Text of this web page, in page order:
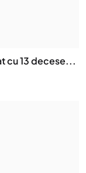
cu 13 decese...